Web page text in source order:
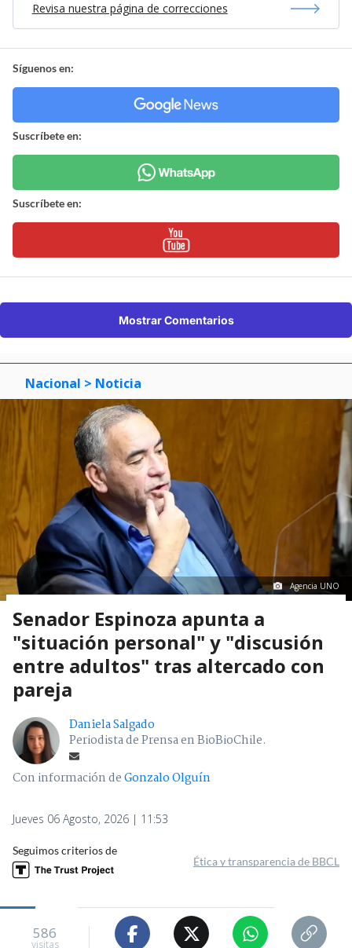
Revisa nuestra página de correcciones
Síguenos en:
Suscríbete en:
Suscríbete en:
Mostrar Comentarios
Nacional > Noticia
Agencia UNO
Senador Espinoza apunta a
"situación personal" y "discusión
entre adultos" tras altercado con
pareja
Daniela Salgado
Periodista de Prensa en BioBioChile.
Con información deGonzalo Olguín
Jueves 06 Agosto, 2026 | 11:53
Seguimos criterios de
Ética y transparencia de BBCL
586
visitas